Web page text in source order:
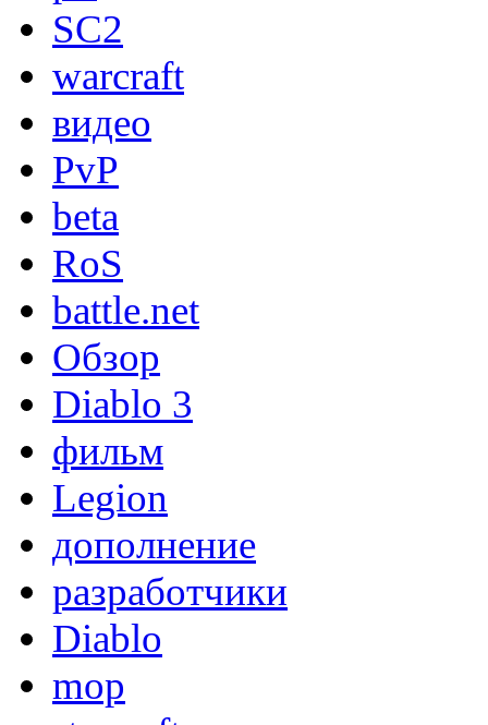
SC2
warcraft
видео
PvP
beta
RoS
battle.net
Обзор
Diablo 3
фильм
Legion
дополнение
разработчики
Diablo
mop